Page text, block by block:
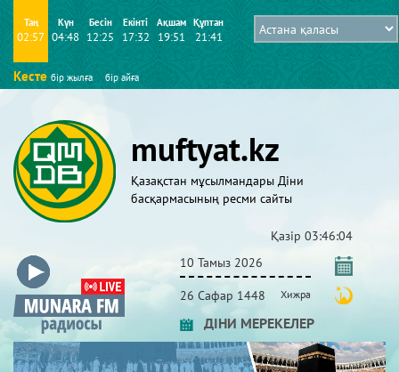
Таң
02:57
Күн
04:48
Бесін
12:25
Екінті
17:32
Ақшам
19:51
Құптан
21:41
Кесте бір жылға бір айға
muftyat.kz
Қазақстан мұсылмандары Діни
басқармасының ресми сайты
Қазір 03:46:04
10 Тамыз 2026
26 Сафар 1448 Хижра
ДІНИ МЕРЕКЕЛЕР